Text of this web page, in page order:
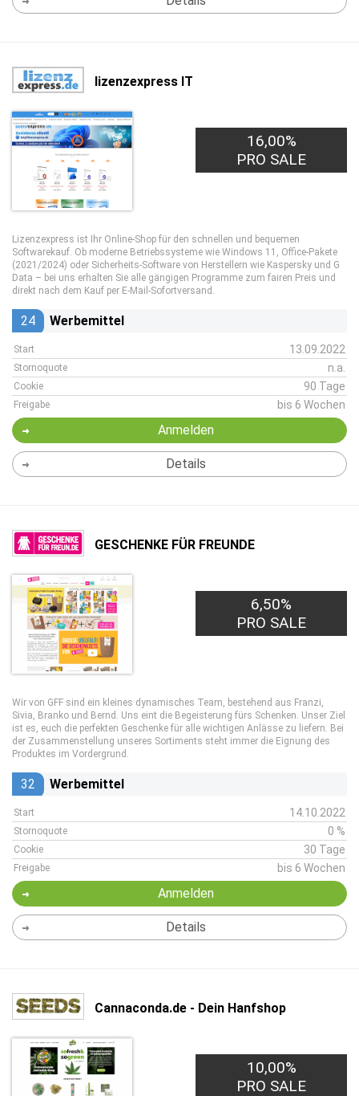
lizenzexpress IT
16,00%
PRO SALE
Lizenzexpress ist Ihr Online-Shop für den schnellen und bequemen
Softwarekauf. Ob moderne Betriebssysteme wie Windows 11, Office-Pakete
(2021/2024) oder Sicherheits-Software von Herstellern wie Kaspersky und G
Data – bei uns erhalten Sie alle gängigen Programme zum fairen Preis und
direkt nach dem Kauf per E-Mail-Sofortversand.
24 Werbemittel
Start 13.09.2022
Stornoquote n.a.
Cookie 90 Tage
Freigabe bis 6 Wochen
Anmelden
Details
GESCHENKE FÜR FREUNDE
6,50%
PRO SALE
Wir von GFF sind ein kleines dynamisches Team, bestehend aus Franzi,
Sivia, Branko und Bernd. Uns eint die Begeisterung fürs Schenken. Unser Ziel
ist es, euch die perfekten Geschenke für alle wichtigen Anlässe zu liefern. Bei
der Zusammenstellung unseres Sortiments steht immer die Eignung des
Produktes im Vordergrund.
32 Werbemittel
Start 14.10.2022
Stornoquote 0 %
Cookie 30 Tage
Freigabe bis 6 Wochen
Anmelden
Details
Cannaconda.de - Dein Hanfshop
10,00%
PRO SALE